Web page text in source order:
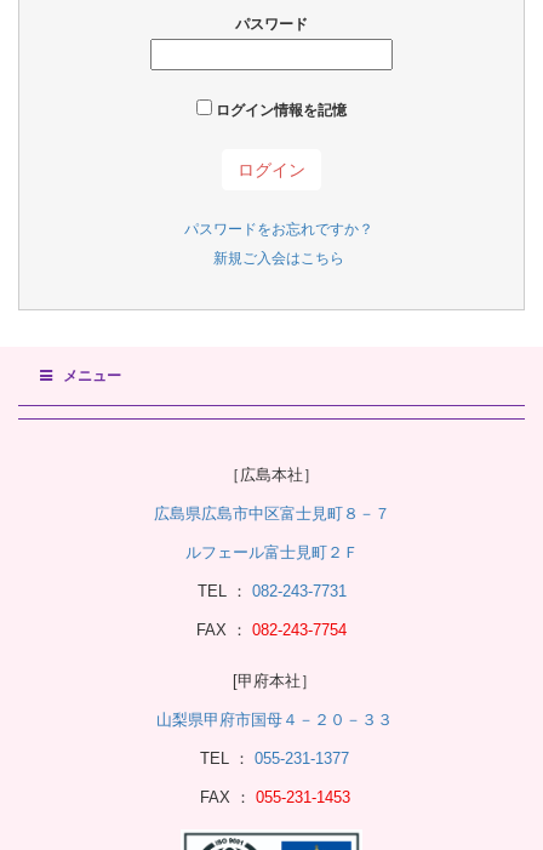
パスワード
ログイン情報を記憶
パスワードをお忘れですか？
新規ご入会はこちら
メニュー
［広島本社］
広島県広島市中区富士見町８－７
ルフェール富士見町２Ｆ
TEL ： 082-243-7731
FAX ： 082-243-7754
[甲府本社］
山梨県甲府市国母４－２０－３３
TEL ： 055-231-1377
FAX ： 055-231-1453